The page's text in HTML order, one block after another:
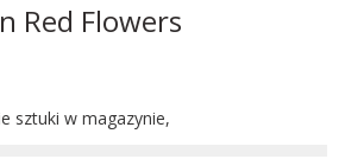
Red Flowers
sztuki w magazynie,